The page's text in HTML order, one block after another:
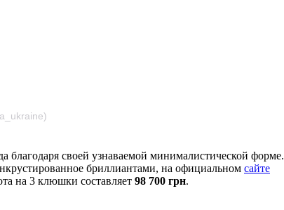
благодаря своей узнаваемой минималистической форме.
бриллиантами, на официальном сайте
на 3 клюшки составляет 98 700 грн.